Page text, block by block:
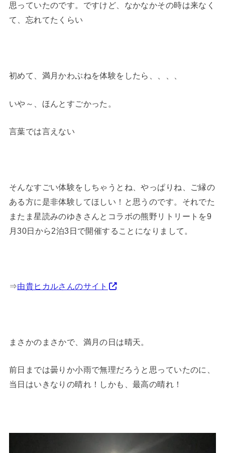
思っていたのです。ですけど、なかなかその時は来なく
て、忘れてたくらい
初めて、満月かわぶねを体験をしたら、、、、
いや～、ほんとすごかった。
言葉では言えない
そんなすごい体験をしちゃうとね、やっぱりね、ご縁の
ある方に是非体験してほしい！と思うのです。それでた
またま星読みのゆきさんとコラボの熊野リトリートを9
月30日から2泊3日で開催することになりまして。
⇒由貴ヒカルさんのサイト
まさかのまさかで、満月の日は晴天。
前日までは曇りか小雨で無理だろうと思っていたのに、
当日はいきなりの晴れ！しかも、最高の晴れ！